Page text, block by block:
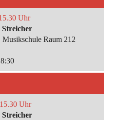
Uhr
Streicher
Raum 212
Uhr
Streicher